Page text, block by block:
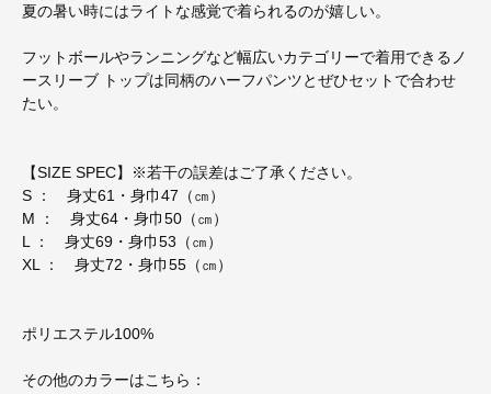
夏の暑い時にはライトな感覚で着られるのが嬉しい。
フットボールやランニングなど幅広いカテゴリーで着用できるノ
ースリーブ トップは同柄のハーフパンツとぜひセットで合わせ
たい。
【SIZE SPEC】※若干の誤差はご了承ください。
S ： 身丈61・身巾47（㎝）
M ： 身丈64・身巾50（㎝）
L ： 身丈69・身巾53（㎝）
XL ： 身丈72・身巾55（㎝）
ポリエステル100%
その他のカラーはこちら：